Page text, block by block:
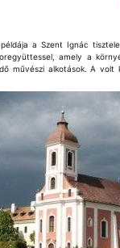
a Szent Ignác
amely a
művészi alkotások. A